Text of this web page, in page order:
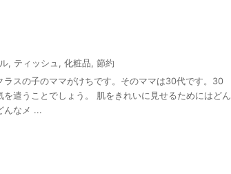
, ティッシュ , 化粧品, 節約
ラスの子のママがけちです。そのママは30代です。30
遣うことでしょう。 肌をきれいに見せるためにはどん
んなメ ...